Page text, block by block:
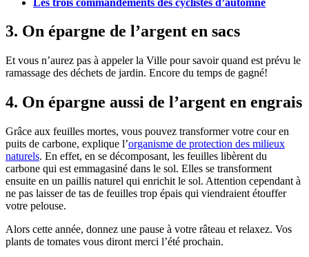
3. On épargne de l’argent en sacs
Et vous n’aurez pas à appeler la Ville pour savoir quand est prévu le
ramassage des déchets de jardin. Encore du temps de gagné!
4. On épargne aussi de l’argent en engrais
Grâce aux feuilles mortes, vous pouvez transformer votre cour en
puits de carbone, explique l’organisme de protection des milieux
naturels. En effet, en se décomposant, les feuilles libèrent du
carbone qui est emmagasiné dans le sol. Elles se transforment
ensuite en un paillis naturel qui enrichit le sol. Attention cependant à
ne pas laisser de tas de feuilles trop épais qui viendraient étouffer
votre pelouse.
Alors cette année, donnez une pause à votre râteau et relaxez. Vos
plants de tomates vous diront merci l’été prochain.